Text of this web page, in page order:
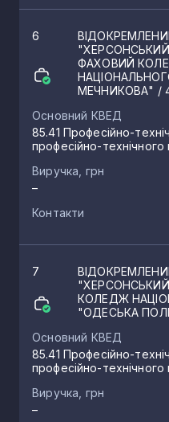
6
ФАХОВИЙ
МЕЧНИКОВА" /
Основний КВЕД
85.41 Професійно-
професійно-
Виручка, грн
–
Контакти
7
КОЛЕДЖ
"ОДЕСЬКА
Основний КВЕД
85.41 Професійно-
професійно-
Виручка, грн
–